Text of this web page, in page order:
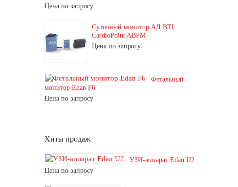
Цена по запросу
Суточный монитор АД BTL
CardioPoint ABPM
Цена по запросу
Фетальный
монитор Edan F6
Цена по запросу
Хиты продаж
УЗИ-аппарат Edan U2
Цена по запросу